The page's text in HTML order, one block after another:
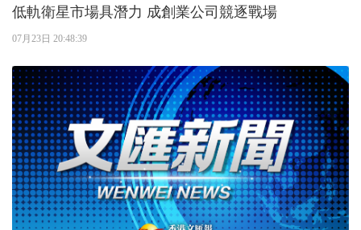
低軌衛星市場具潛力 成創業公司競逐戰場
07月23日 20:48:39